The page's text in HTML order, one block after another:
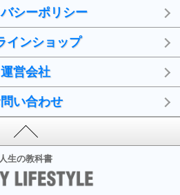
シーポリシー
インショップ
運営会社
い合わせ
人生の教科書